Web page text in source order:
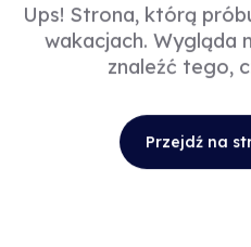
Ups! Strona, którą
wakacjach. Wygląda
znaleźć tego,
Przejdź na